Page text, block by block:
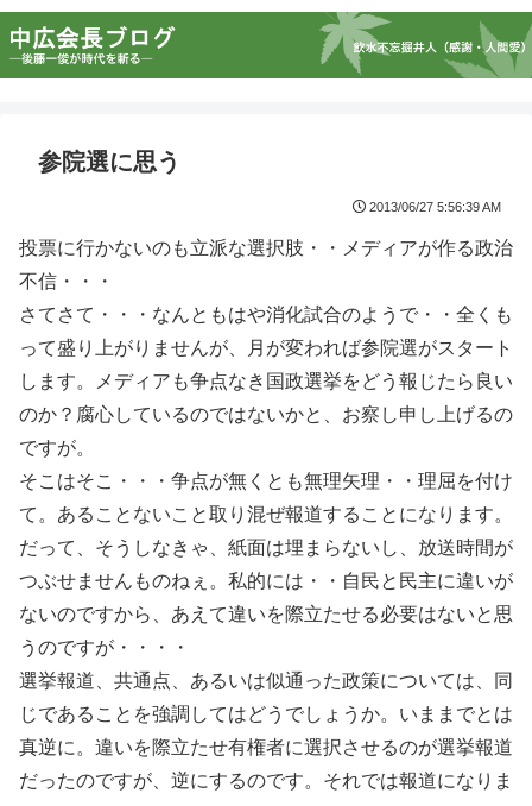
参院選に思う
2013/06/27 5:56:39 AM
投票に行かないのも立派な選択肢・・メディアが作る政治
不信・・・
さてさて・・・なんともはや消化試合のようで・・全くも
って盛り上がりませんが、月が変われば参院選がスタート
します。メディアも争点なき国政選挙をどう報じたら良い
のか？腐心しているのではないかと、お察し申し上げるの
ですが。
そこはそこ・・・争点が無くとも無理矢理・・理屈を付け
て。あることないこと取り混ぜ報道することになります。
だって、そうしなきゃ、紙面は埋まらないし、放送時間が
つぶせませんものねぇ。私的には・・自民と民主に違いが
ないのですから、あえて違いを際立たせる必要はないと思
うのですが・・・・
選挙報道、共通点、あるいは似通った政策については、同
じであることを強調してはどうでしょうか。いままでとは
真逆に。違いを際立たせ有権者に選択させるのが選挙報道
だったのですが、逆にするのです。それでは報道になりま